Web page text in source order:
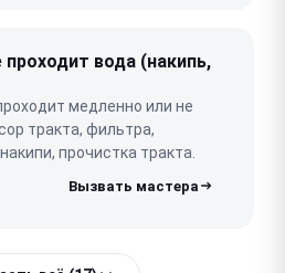
вода (накипь,
медленно или не
тракта, фильтра,
прочистка тракта.